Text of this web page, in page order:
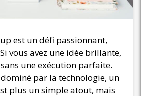
est un défi passionnant,
vous avez une idée brillante,
une exécution parfaite.
par la technologie, un
plus un simple atout, mais